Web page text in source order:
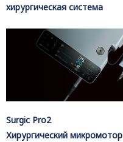
хирургическая система
Surgic Pro2
Хирургический микромотор